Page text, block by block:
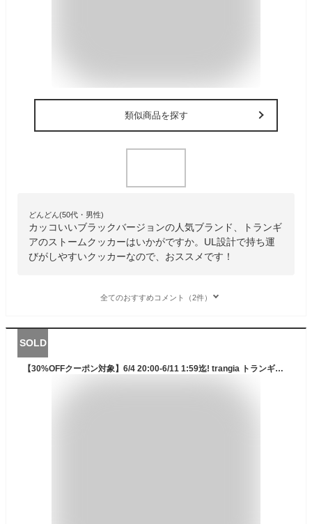
類似商品を探す
どんどん(50代・男性)
カッコいいブラックバージョンの人気ブランド、トランギ
アのストームクッカーはいかがですか。UL設計で持ち運
びがしやすいクッカーなので、おススメです！
全てのおすすめコメント（2件）
SOLD
【30%OFFクーポン対象】6/4 20:00-6/11 1:59迄! trangia トランギア ストームクッカーS・ウルトラライト クッカーセット キャンプ 登山 山行 BBQ バーベキュー 調理 クッキング TR-27-3UL